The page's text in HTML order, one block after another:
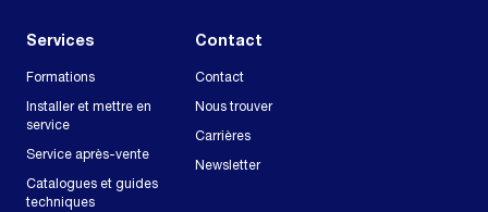
Services
Formations
Installer et mettre en
service
Service après-vente
Catalogues et guides
techniques
Contact
Contact
Nous trouver
Carrières
Newsletter